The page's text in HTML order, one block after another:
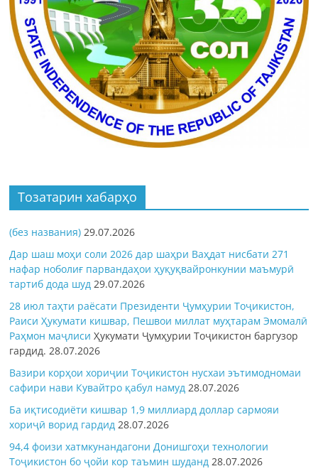
Тозатарин хабарҳо
(без названия) 29.07.2026
Дар шаш моҳи соли 2026 дар шаҳри Ваҳдат нисбати 271
нафар ноболиғ парвандаҳои ҳуқуқвайронкунии маъмурӣ
тартиб дода шуд 29.07.2026
28 июл таҳти раёсати Президенти Ҷумҳурии Тоҷикистон,
Раиси Ҳукумати кишвар, Пешвои миллат муҳтарам Эмомалӣ
Раҳмон маҷлисиҲукумати Ҷумҳурии Тоҷикистон баргузор
гардид.28.07.2026
Вазири корҳои хориҷии Тоҷикистон нусхаи эътимодномаи
сафири нави Кувайтро қабул намуд 28.07.2026
Ба иқтисодиёти кишвар 1,9 миллиард доллар сармояи
хориҷӣ ворид гардид 28.07.2026
94,4 фоизи хатмкунандагони Донишгоҳи технологии
Тоҷикистон бо ҷойи кор таъмин шуданд 28.07.2026